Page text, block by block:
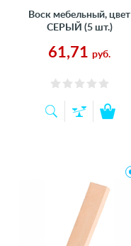
Воск мебельный, цвет
СЕРЫЙ (5 шт.)
61,71 руб.